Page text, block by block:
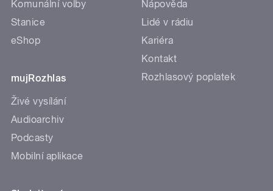
Komunální volby
Stanice
eShop
mujRozhlas
Živé vysílání
Audioarchiv
Podcasty
Mobilní aplikace
Nápověda
Lidé v rádiu
Kariéra
Kontakt
Rozhlasový poplatek